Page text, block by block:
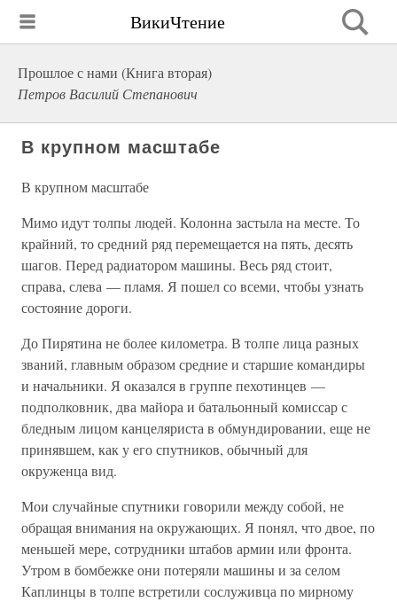
ВикиЧтение
Прошлое с нами (Книга вторая)
Петров Василий Степанович
В крупном масштабе
В крупном масштабе
Мимо идут толпы людей. Колонна застыла на месте. То
крайний, то средний ряд перемещается на пять, десять
шагов. Перед радиатором машины. Весь ряд стоит,
справа, слева — пламя. Я пошел со всеми, чтобы узнать
состояние дороги.
До Пирятина не более километра. В толпе лица разных
званий, главным образом средние и старшие командиры
и начальники. Я оказался в группе пехотинцев —
подполковник, два майора и батальонный комиссар с
бледным лицом канцеляриста в обмундировании, еще не
принявшем, как у его спутников, обычный для
окруженца вид.
Мои случайные спутники говорили между собой, не
обращая внимания на окружающих. Я понял, что двое, по
меньшей мере, сотрудники штабов армии или фронта.
Утром в бомбежке они потеряли машины и за селом
Каплинцы в толпе встретили сослуживца по мирному